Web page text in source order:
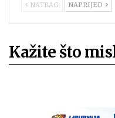
NATRAG NAPRIJED
Kažite što